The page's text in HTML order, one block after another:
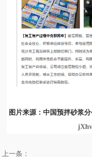
图片来源：中国预拌
上一条：